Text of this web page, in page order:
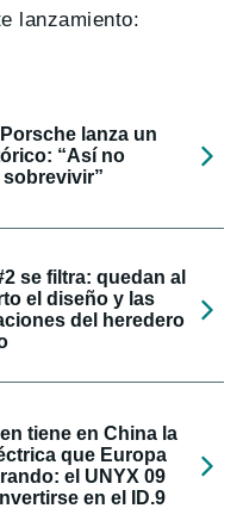
lanzamiento:
lanza un
“Así no
se filtra: quedan al
el diseño y las
del heredero
tiene en China la
que Europa
el UNYX 09
en el ID.9